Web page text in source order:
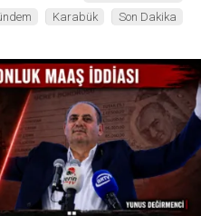
Karabük Son Dakika